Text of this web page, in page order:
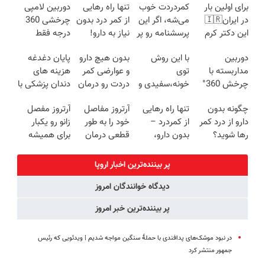
برای اولین بار
در ایران🇮🇷
این دکتر کرم
روزه ساخت!
کمردردت خوب
می‌شه، اگر این
پرسشنامه رو پر
تنها راه رهایی
از کمر درد بدون
نیاز به دارو!
دوربین لامپی
چرخشی 360
درجه فقط
🔥 پرداخت
درب منزل
دوربین
مداربسته با
چرخش 360°
(ضمانت
تعویض +
پرداخت درب
با این روش
توی
خونه،سفیدی و
برگردون
(40%off)
بدون هیچ دارو
و عوارضی کمر
دردت رو درمان
(پرسش‌نامه)
پایان دغدغه
هزینه های
دندان پزشکی با
کننده خانگی
چگونه بدون
دارو از درد کمر
رها شوید؟
تنها راه رهایی
از کمردرد –
بدون دارو،
«فرم پر کن»
آرتروز مفاصل
خود را به طور
قطعی درمان
◗پرسش‌نامه◖
آرتروز مفصل
زانو رو یکبار
برای همیشه
پر بیننده‌ترین اخبار اروپا
دیدگاه خوانندگان امروز
پر بیننده‌ترین خبر امروز
در نبود موشک‌های پدافندی با حملهٔ سنگین مواجه شدیم | ویدئویی که رئیس
جمهور منتشر کرد